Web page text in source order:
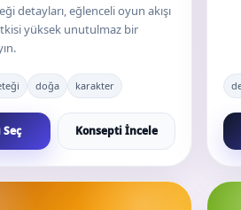
detayları, eğlenceli oyun akışı
yüksek unutulmaz bir
doğa karakter
Seç Konsepti İncele